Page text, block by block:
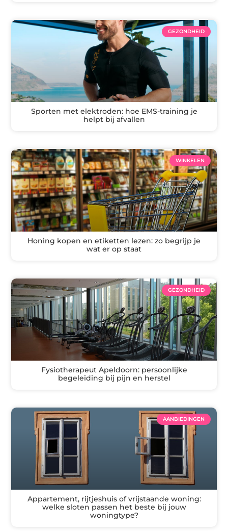
GEZONDHEID
Sporten met elektroden: hoe EMS-training je
helpt bij afvallen
WINKELEN
Honing kopen en etiketten lezen: zo begrijp je
wat er op staat
GEZONDHEID
Fysiotherapeut Apeldoorn: persoonlijke
begeleiding bij pijn en herstel
AANBIEDINGEN
Appartement, rijtjeshuis of vrijstaande woning:
welke sloten passen het beste bij jouw
woningtype?